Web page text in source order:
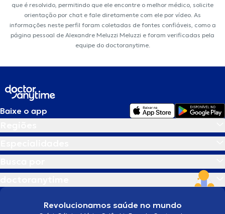
que é resolvido, permitindo que ele encontre o melhor médico, solicite
orientação por chat e fale diretamente com ele por vídeo. As
informações neste perfil foram coletadas de fontes confiáveis, como a
página pessoal de Alexandre Meluzzi Meluzzi e foram verificadas pela
equipe do doctoranytime.
Baixe o app
Revolucionamos saúde no mundo